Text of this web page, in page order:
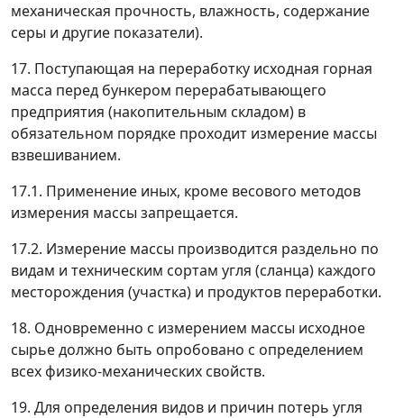
механическая прочность, влажность, содержание
серы и другие показатели).
17. Поступающая на переработку исходная горная
масса перед бункером перерабатывающего
предприятия (накопительным складом) в
обязательном порядке проходит измерение массы
взвешиванием.
17.1. Применение иных, кроме весового методов
измерения массы запрещается.
17.2. Измерение массы производится раздельно по
видам и техническим сортам угля (сланца) каждого
месторождения (участка) и продуктов переработки.
18. Одновременно с измерением массы исходное
сырье должно быть опробовано с определением
всех физико-механических свойств.
19. Для определения видов и причин потерь угля